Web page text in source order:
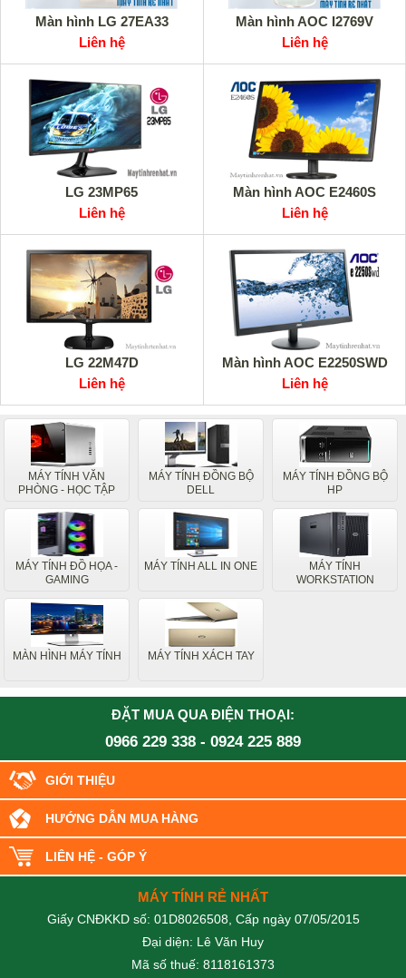
Màn hình LG 27EA33
Liên hệ
Màn hình AOC I2769V
Liên hệ
LG 23MP65
Liên hệ
Màn hình AOC E2460S
Liên hệ
LG 22M47D
Liên hệ
Màn hình AOC E2250SWD
Liên hệ
MÁY TÍNH VĂN
PHÒNG - HỌC TẬP
MÁY TÍNH ĐỒNG BỘ
DELL
MÁY TÍNH ĐỒNG BỘ
HP
MÁY TÍNH ĐỒ HỌA -
GAMING
MÁY TÍNH ALL IN ONE
MÁY TÍNH
WORKSTATION
MÀN HÌNH MÁY TÍNH MÁY TÍNH XÁCH TAY
ĐẶT MUA QUA ĐIỆN THOẠI:
0966 229 338 - 0924 225 889
GIỚI THIỆU
HƯỚNG DẪN MUA HÀNG
LIÊN HỆ - GÓP Ý
MÁY TÍNH RẺ NHẤT
Giấy CNĐKKD số: 01D8026508, Cấp ngày 07/05/2015
Đại diện: Lê Văn Huy
Mã số thuế: 8118161373